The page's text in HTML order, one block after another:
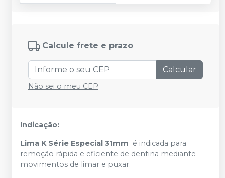
Calcule frete e prazo
Calcular
Não sei o meu CEP
Indicação:
Lima K Série Especial 31mm é indicada para
remoção rápida e eficiente de dentina mediante
movimentos de limar e puxar.